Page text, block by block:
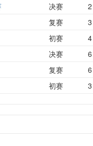
决赛 2
复赛 3
初赛 4
决赛 6
复赛 6
初赛 3